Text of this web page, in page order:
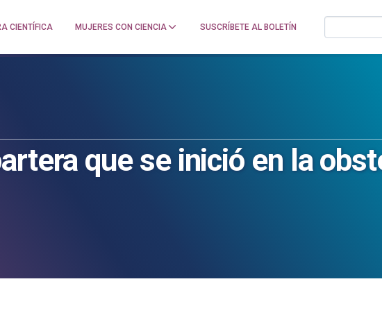
CIENTÍFICA MUJERES CON CIENCIA SUSCRÍBETE AL BOLETÍN
en
el
que se inició en la